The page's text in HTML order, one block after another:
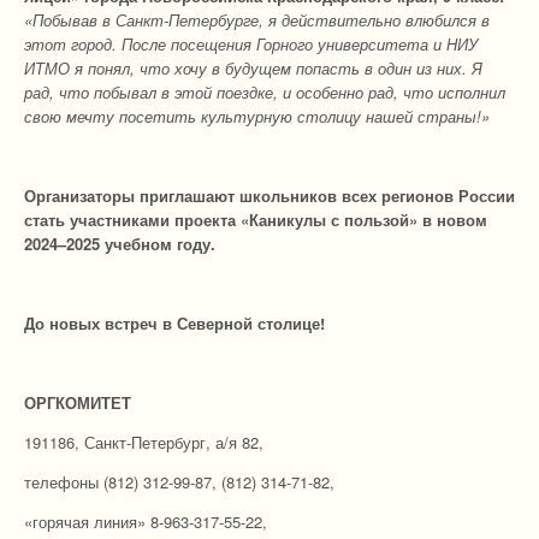
«Побывав в Санкт-Петербурге, я действительно влюбился в
этот город. После посещения Горного университета и НИУ
ИТМО я понял, что хочу в будущем попасть в один из них. Я
рад, что побывал в этой поездке, и особенно рад, что исполнил
свою мечту посетить культурную столицу нашей страны!»
Организаторы приглашают школьников всех регионов России
стать участниками проекта «Каникулы с пользой» в новом
2024–2025 учебном году.
До новых встреч в Северной столице!
ОРГКОМИТЕТ
191186, Санкт-Петербург, а/я 82,
телефоны (812) 312-99-87, (812) 314-71-82,
«горячая линия» 8-963-317-55-22,